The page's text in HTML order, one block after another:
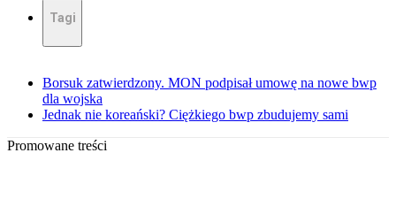
Tagi
Borsuk zatwierdzony. MON podpisał umowę na nowe bwp
dla wojska
Jednak nie koreański? Ciężkiego bwp zbudujemy sami
Promowane treści